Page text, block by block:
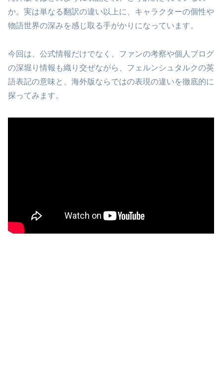
か。実は単なる翻訳の違い以上に、キャラクターの個性や
物語世界の深みを感じ取る手がかりになっています。
今回は、公式情報だけでなく、ファンの考察や個人ブログ
の深堀り情報も織り交ぜながら、フェルンシュタルクの英
語表記の意味と、海外版ならではの表現の違いを徹底的に
探ってみます。